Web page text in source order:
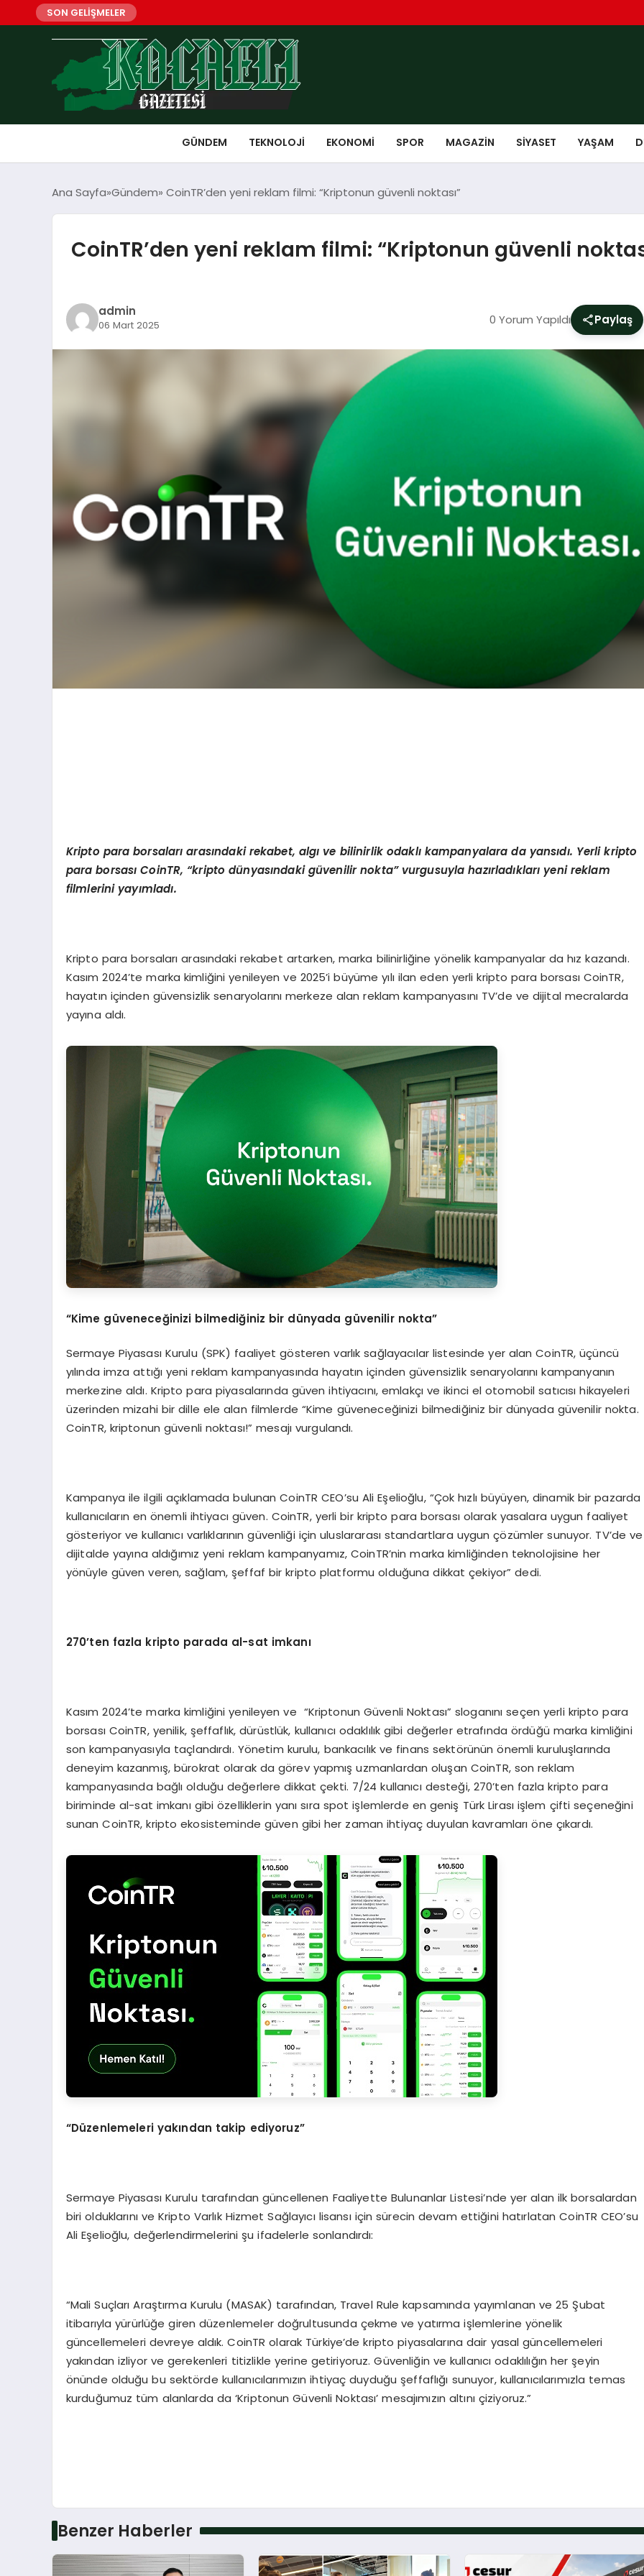
SON GELİŞMELER
GÜNDEM TEKNOLOJI EKONOMI SPOR MAGAZIN SIYASET YAŞAM
Ana Sayfa Gündem CoinTR’den yeni reklam filmi: “Kriptonun güvenli noktası”
CoinTR’den yeni reklam filmi: “Kriptonun güvenli
admin
06 Mart 2025 0 Yorum Yapıldı Paylaş
Kripto para borsaları arasındaki rekabet, algı ve bilinirlik odaklı kampanyalara da yansıdı. Yerli kripto
para borsasıCoinTR, “kripto dünyasındaki güvenilir nokta” vurgusuyla hazırladıkları yeni reklam
filmlerini yayımladı.
Kripto para borsaları arasındaki rekabet artarken, marka bilinirliğine yönelik kampanyalar da hız kazandı.
Kasım 2024’te marka kimliğini yenileyen ve 2025’i büyüme yılı ilan eden yerli kripto para borsası CoinTR,
hayatın içinden güvensizlik senaryolarını merkeze alan reklam kampanyasını TV’de ve dijital mecralarda
yayına aldı.
“Kime güveneceğinizi bilmediğiniz bir dünyada güvenilir nokta”
Sermaye Piyasası Kurulu (SPK) faaliyet gösteren varlık sağlayacılar listesinde yer alan CoinTR, üçüncü
yılında imza attığı yeni reklam kampanyasında hayatın içinden güvensizlik senaryolarını kampanyanın
merkezine aldı. Kripto para piyasalarında güven ihtiyacını, emlakçı ve ikinci el otomobil satıcısı hikayeleri
üzerinden mizahi bir dille ele alan filmlerde “Kime güveneceğinizi bilmediğiniz bir dünyada güvenilir nokta.
CoinTR, kriptonun güvenli noktası!” mesajı vurgulandı.
Kampanya ile ilgili açıklamada bulunan CoinTR CEO’su Ali Eşelioğlu, “Çok hızlı büyüyen, dinamik bir pazarda
kullanıcıların en önemli ihtiyacı güven. CoinTR, yerli bir kripto para borsası olarak yasalara uygun faaliyet
gösteriyor ve kullanıcı varlıklarının güvenliği için uluslararası standartlara uygun çözümler sunuyor. TV’de ve
dijitalde yayına aldığımız yeni reklam kampanyamız, CoinTR’nin marka kimliğinden teknolojisine her
yönüyle güven veren, sağlam, şeffaf bir kripto platformu olduğuna dikkat çekiyor” dedi.
270’ten fazla kripto parada al-sat imkanı
Kasım 2024’te marka kimliğini yenileyen ve “Kriptonun Güvenli Noktası” sloganını seçen yerli kripto para
borsası CoinTR, yenilik, şeffaflık, dürüstlük, kullanıcı odaklılık gibi değerler etrafında ördüğü marka kimliğini
son kampanyasıyla taçlandırdı. Yönetim kurulu, bankacılık ve finans sektörünün önemli kuruluşlarında
deneyim kazanmış, bürokrat olarak da görev yapmış uzmanlardan oluşan CoinTR, son reklam
kampanyasında bağlı olduğu değerlere dikkat çekti. 7/24 kullanıcı desteği, 270’ten fazla kripto para
biriminde al-sat imkanı gibi özelliklerin yanı sıra spot işlemlerde en geniş Türk Lirası işlem çifti seçeneğini
sunan CoinTR, kripto ekosisteminde güven gibi her zaman ihtiyaç duyulan kavramları öne çıkardı.
“Düzenlemeleri yakından takip ediyoruz”
Sermaye Piyasası Kurulu tarafından güncellenen Faaliyette Bulunanlar Listesi’nde yer alan ilk borsalardan
biri olduklarını ve Kripto Varlık Hizmet Sağlayıcı lisansı için sürecin devam ettiğini hatırlatan CoinTR CEO’su
Ali Eşelioğlu, değerlendirmelerini şu ifadelerle sonlandırdı:
“Mali Suçları Araştırma Kurulu (MASAK) tarafından, Travel Rule kapsamında yayımlanan ve 25 Şubat
itibarıyla yürürlüğe giren düzenlemeler doğrultusunda çekme ve yatırma işlemlerine yönelik
güncellemeleri devreye aldık. CoinTR olarak Türkiye’de kripto piyasalarına dair yasal güncellemeleri
yakından izliyor ve gerekenleri titizlikle yerine getiriyoruz. Güvenliğin ve kullanıcı odaklılığın her şeyin
önünde olduğu bu sektörde kullanıcılarımızın ihtiyaç duyduğu şeffaflığı sunuyor, kullanıcılarımızla temas
kurduğumuz tüm alanlarda da ‘Kriptonun Güvenli Noktası’ mesajımızın altını çiziyoruz.”
Benzer Haberler